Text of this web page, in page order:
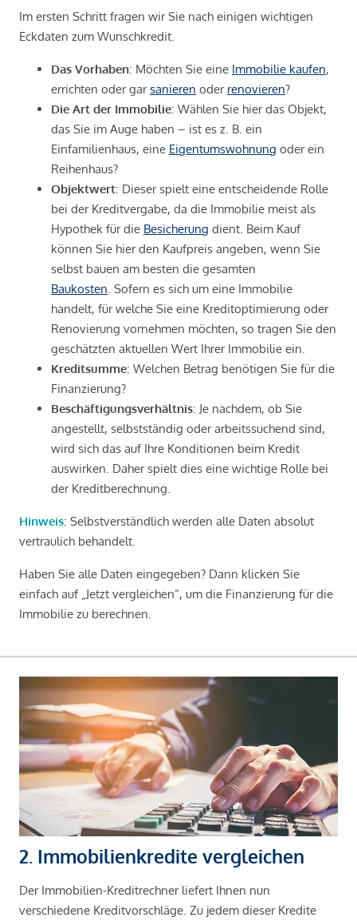
Im ersten Schritt fragen wir Sie nach einigen wichtigen
Eckdaten zum Wunschkredit.
Das Vorhaben: Möchten Sie eine Immobilie kaufen,
errichten oder garsanieren oder renovieren?
Die Art der Immobilie: Wählen Sie hier das Objekt,
das Sie im Auge haben – ist es z. B. ein
Einfamilienhaus, eine Eigentumswohnung oder ein
Reihenhaus?
Objektwert: Dieser spielt eine entscheidende Rolle
bei der Kreditvergabe, da die Immobilie meist als
Hypothek für die Besicherung dient. Beim Kauf
können Sie hier den Kaufpreis angeben, wenn Sie
selbst bauen am besten die gesamten
Baukosten . Sofern es sich um eine Immobilie
handelt, für welche Sie eine Kreditoptimierung oder
Renovierung vornehmen möchten, so tragen Sie den
geschätzten aktuellen Wert Ihrer Immobilie ein.
Kreditsumme: Welchen Betrag benötigen Sie für die
Finanzierung?
Beschäftigungsverhältnis: Je nachdem, ob Sie
angestellt, selbstständig oder arbeitssuchend sind,
wird sich das auf Ihre Konditionen beim Kredit
auswirken. Daher spielt dies eine wichtige Rolle bei
der Kreditberechnung.
Hinweis: Selbstverständlich werden alle Daten absolut
vertraulich behandelt.
Haben Sie alle Daten eingegeben? Dann klicken Sie
einfach auf „Jetzt vergleichen“, um die Finanzierung für die
Immobilie zu berechnen.
2. Immobilienkredite vergleichen
Der Immobilien-Kreditrechner liefert Ihnen nun
verschiedene Kreditvorschläge. Zu jedem dieser Kredite